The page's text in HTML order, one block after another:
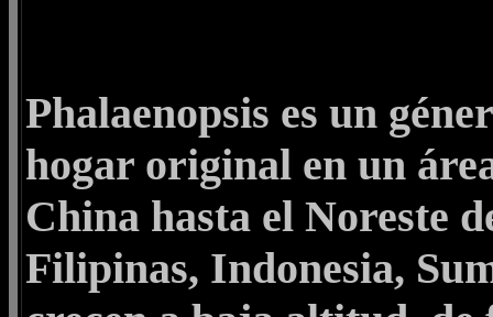
Phalaenopsis es un
hogar original en un
China hasta el Noreste
Filipinas, Indonesia,